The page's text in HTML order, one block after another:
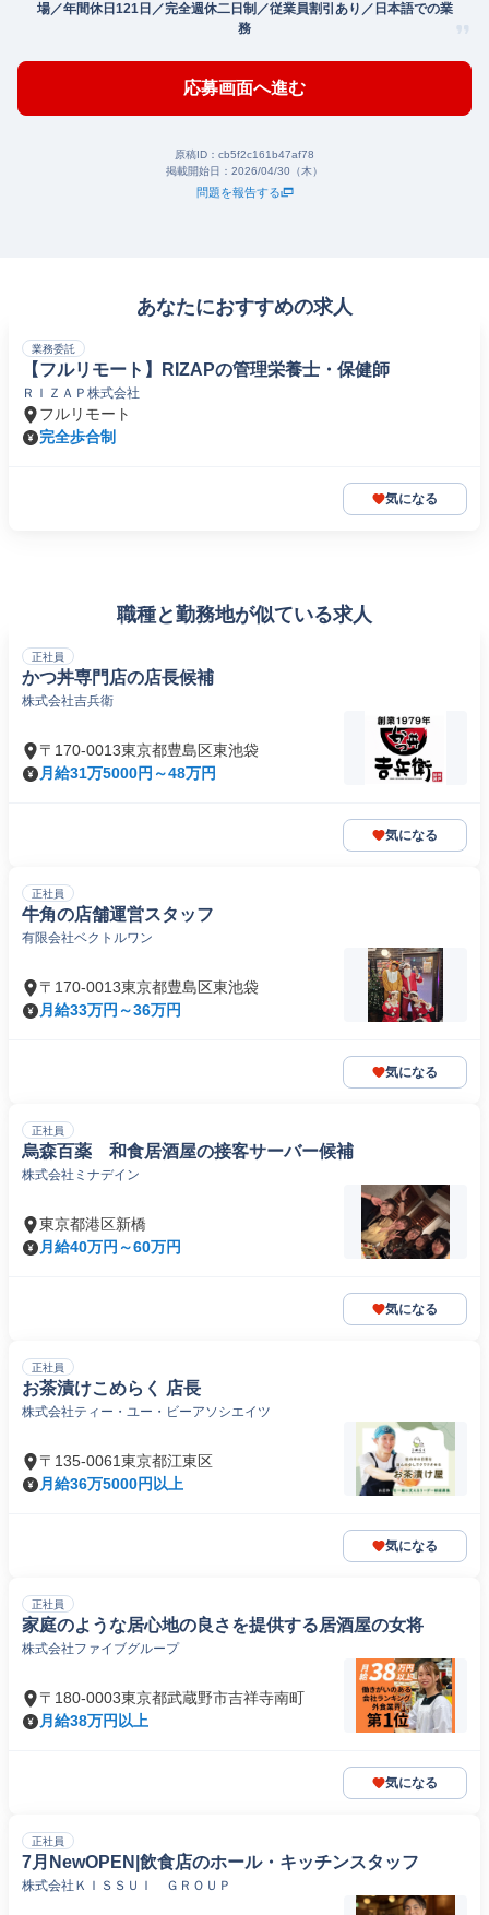
場／年間休日121日／完全週休二日制／従業員割引あり／日本語での業
務
応募画面へ進む
原稿ID： cb5f2c161b47af78
掲載開始日： 2026/04/30（木）
問題を報告する
あなたにおすすめの求人
業務委託
【フルリモート】RIZAPの管理栄養士・保健師
ＲＩＺＡＰ株式会社
フルリモート
完全歩合制
気になる
職種と勤務地が似ている求人
正社員
かつ丼専門店の店長候補
株式会社吉兵衛
〒170-0013東京都豊島区東池袋
月給31万5000円～48万円
気になる
正社員
牛角の店舗運営スタッフ
有限会社ベクトルワン
〒170-0013東京都豊島区東池袋
月給33万円～36万円
気になる
正社員
烏森百薬 和食居酒屋の接客サーバー候補
株式会社ミナデイン
東京都港区新橋
月給40万円～60万円
気になる
正社員
お茶漬けこめらく 店長
株式会社ティー・ユー・ビーアソシエイツ
〒135-0061東京都江東区
月給36万5000円以上
気になる
正社員
家庭のような居心地の良さを提供する居酒屋の女将
株式会社ファイブグループ
〒180-0003東京都武蔵野市吉祥寺南町
月給38万円以上
気になる
正社員
7月NewOPEN|飲食店のホール・キッチンスタッフ
株式会社ＫＩＳＳＵＩ ＧＲＯＵＰ